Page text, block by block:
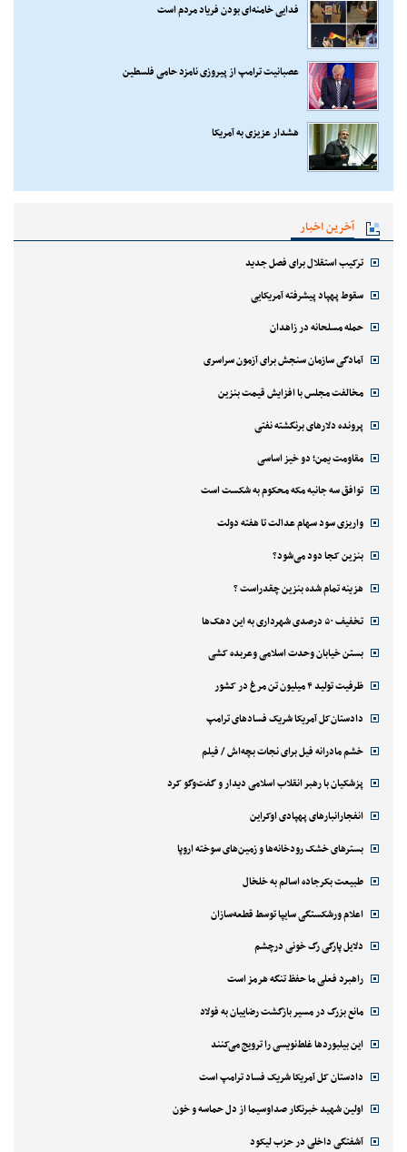
فدایی خامنه‌ای بودن فریاد مردم است
عصبانیت ترامپ از پیروزی نامزد حامی فلسطین
هشدار عزیزی به آمریکا
آخرین اخبار
ترکیب استقلال برای فصل جدید
سقوط پهپاد پیشرفته آمریکایی
حمله مسلحانه در زاهدان
آمادگی سازمان سنجش برای آزمون سراسری
مخالفت مجلس با افزایش قیمت بنزین
پرونده دلارهای برنگشته نفتی
مقاومت یمن؛ دو خیز اساسی
توافق سه جانبه مکه محکوم به شکست است
واریزی سود سهام عدالت تا هفته دولت
بنزین کجا دود می‌شود؟
هزینه تمام شده بنزین چقدراست ؟
تخفیف ۵۰ درصدی شهرداری به این دهک‌ها
بستن خیابان وحدت اسلامی وعربده کشی
ظرفیت تولید ۴ میلیون تن مرغ در کشور
دادستان‌کل آمریکا شریک فسادهای ترامپ
خشم مادرانه فیل برای نجات بچه‌اش / فیلم
پزشکیان با رهبر انقلاب اسلامی دیدار و گفت‌وگو کرد
انفجارانبارهای پهپادی اوکراین
بسترهای خشک رودخانه‌ها و زمین‌های سوخته اروپا
طبیعت بکرجاده اسالم به خلخال
اعلام ورشکستگی سایپا توسط قطعه‌سازان
دلایل پارگی رگ خونی درچشم
راهبرد فعلی ما حفظ تنگه هرمز است
مانع بزرگ در مسیر بازگشت رضاییان به فولاد
این بیلبوردها غلط‌نویسی را ترویج می‌کنند
دادستان کل آمریکا شریک فساد ترامپ است
اولین شهید خبرنگار صداوسیما از دل حماسه و خون
آشفتگی داخلی در حزب لیکود